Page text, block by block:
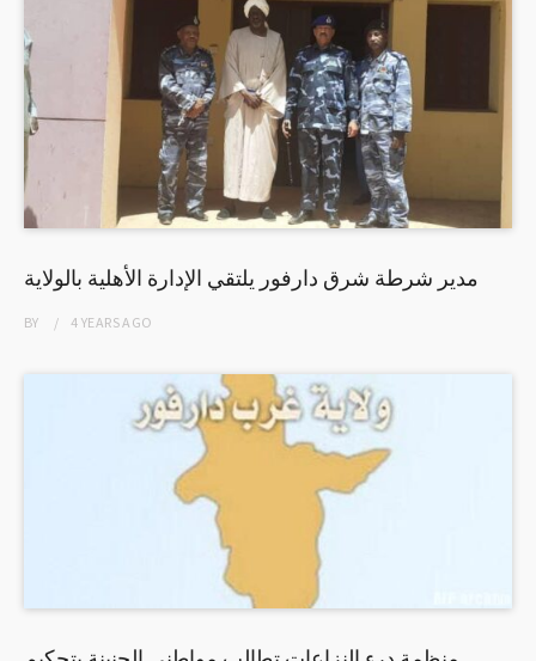
مدير شرطة شرق دارفور يلتقي الإدارة الأهلية بالولاية
BY 4 YEARSAGO